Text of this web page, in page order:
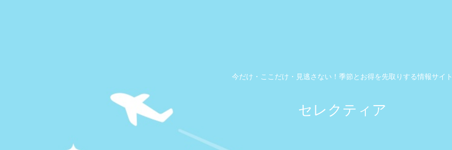
今だけ・ここだけ・見逃さない！季節とお得を先取りする情報サイト
セレクティア